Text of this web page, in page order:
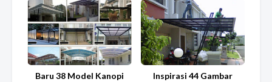
Baru 38 Model Kanopi
Inspirasi 44 Gambar